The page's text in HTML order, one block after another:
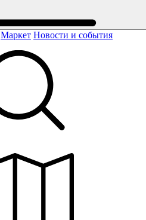
Маркет Новости и события